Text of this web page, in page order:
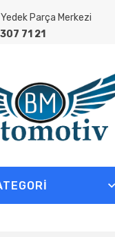
Parça Merkezi
71 21